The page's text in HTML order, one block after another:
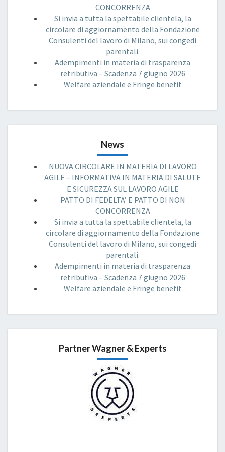
CONCORRENZA
Si invia a tutta la spettabile clientela, la
circolare di aggiornamento della Fondazione
Consulenti del lavoro di Milano, sui congedi
parentali.
Adempimenti in materia di trasparenza
retributiva – Scadenza 7 giugno 2026
Welfare aziendale e Fringe benefit
News
NUOVA CIRCOLARE IN MATERIA DI LAVORO
AGILE – INFORMATIVA IN MATERIA DI SALUTE
E SICUREZZA SUL LAVORO AGILE
PATTO DI FEDELTA’ E PATTO DI NON
CONCORRENZA
Si invia a tutta la spettabile clientela, la
circolare di aggiornamento della Fondazione
Consulenti del lavoro di Milano, sui congedi
parentali.
Adempimenti in materia di trasparenza
retributiva – Scadenza 7 giugno 2026
Welfare aziendale e Fringe benefit
Partner Wagner & Experts